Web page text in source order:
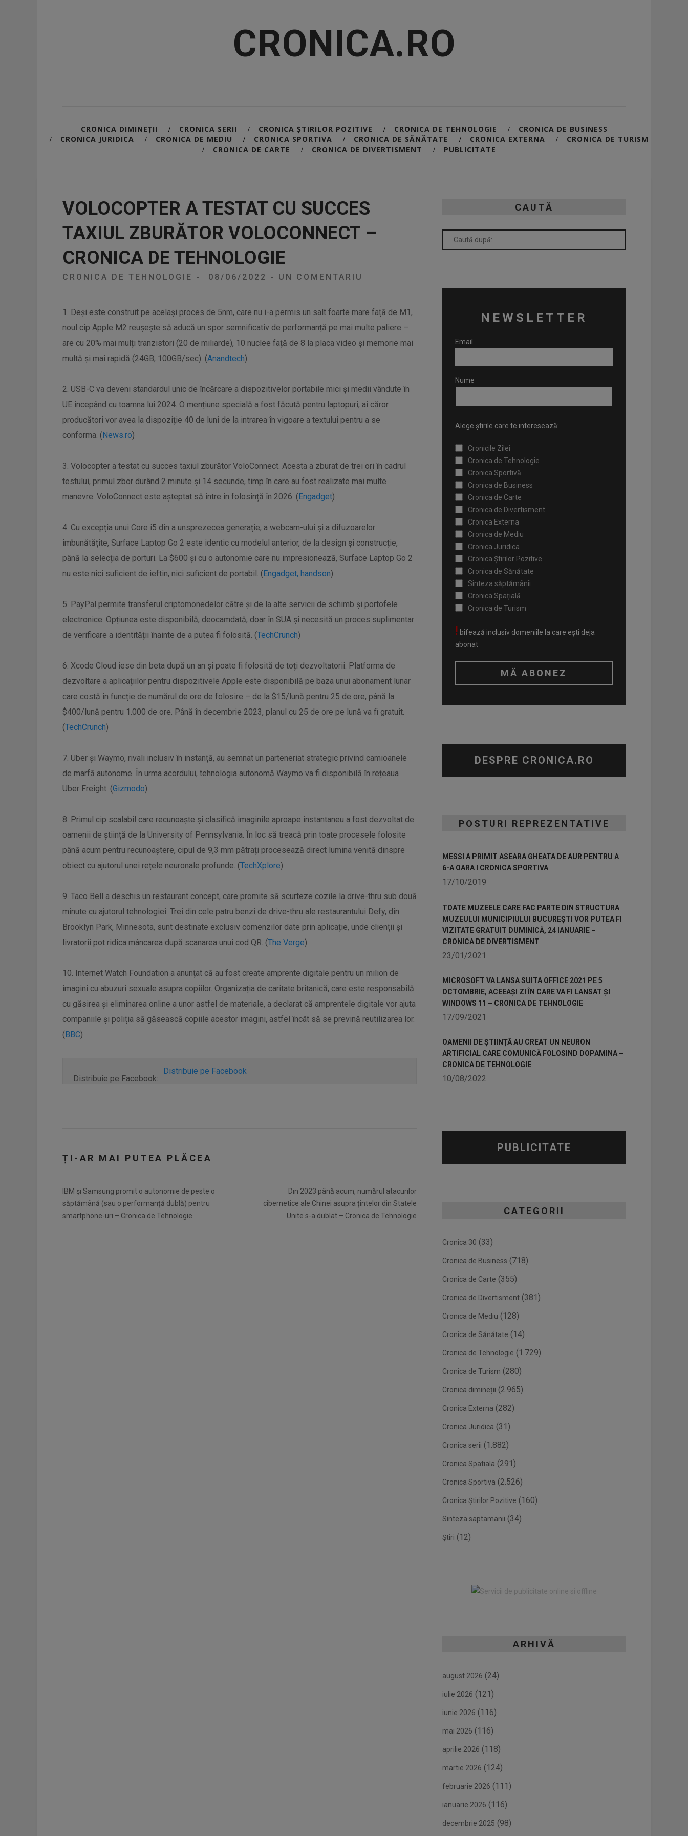
CRONICA.RO
CRONICA DIMINEȚII / CRONICA SERII / CRONICA ȘTIRILOR POZITIVE / CRONICA DE TEHNOLOGIE / CRONICA DE BUSINESS
/ CRONICA JURIDICA / CRONICA DE MEDIU / CRONICA SPORTIVA / CRONICA DE SĂNĂTATE / CRONICA EXTERNA / CRONICA DE TURISM
/ CRONICA DE CARTE / CRONICA DE DIVERTISMENT / PUBLICITATE
VOLOCOPTER A TESTAT CU SUCCES
TAXIUL ZBURĂTOR VOLOCONNECT –
CRONICA DE TEHNOLOGIE
CRONICA DE TEHNOLOGIE - 08/06/2022 - UN COMENTARIU
1. Deși este construit pe același proces de 5nm, care nu i-a permis un salt foarte mare față de M1,
noul cip Apple M2 reușește să aducă un spor semnificativ de performanță pe mai multe paliere –
are cu 20% mai mulți tranzistori (20 de miliarde), 10 nuclee față de 8 la placa video și memorie mai
multă și mai rapidă (24GB, 100GB/sec). (Anandtech)
2. USB-C va deveni standardul unic de încărcare a dispozitivelor portabile mici și medii vândute în
UE începând cu toamna lui 2024. O mențiune specială a fost făcută pentru laptopuri, ai căror
producători vor avea la dispoziție 40 de luni de la intrarea în vigoare a textului pentru a se
conforma. (News.ro)
3. Volocopter a testat cu succes taxiul zburător VoloConnect. Acesta a zburat de trei ori în cadrul
testului, primul zbor durând 2 minute și 14 secunde, timp în care au fost realizate mai multe
manevre. VoloConnect este așteptat să intre în folosință în 2026. (Engadget)
4. Cu excepția unui Core i5 din a unsprezecea generație, a webcam-ului și a difuzoarelor
îmbunătățite, Surface Laptop Go 2 este identic cu modelul anterior, de la design și construcție,
până la selecția de porturi. La $600 și cu o autonomie care nu impresionează, Surface Laptop Go 2
nu este nici suficient de ieftin, nici suficient de portabil. (Engadget, handson)
5. PayPal permite transferul criptomonedelor către și de la alte servicii de schimb și portofele
electronice. Opțiunea este disponibilă, deocamdată, doar în SUA și necesită un proces suplimentar
de verificare a identității înainte de a putea fi folosită. (TechCrunch)
6. Xcode Cloud iese din beta după un an și poate fi folosită de toți dezvoltatorii. Platforma de
dezvoltare a aplicațiilor pentru dispozitivele Apple este disponibilă pe baza unui abonament lunar
care costă în funcție de numărul de ore de folosire – de la $15/lună pentru 25 de ore, până la
$400/lună pentru 1.000 de ore. Până în decembrie 2023, planul cu 25 de ore pe lună va fi gratuit.
(TechCrunch)
7. Uber și Waymo, rivali inclusiv în instanță, au semnat un parteneriat strategic privind camioanele
de marfă autonome. În urma acordului, tehnologia autonomă Waymo va fi disponibilă în rețeaua
Uber Freight. (Gizmodo)
8. Primul cip scalabil care recunoaște și clasifică imaginile aproape instantaneu a fost dezvoltat de
oamenii de știință de la University of Pennsylvania. În loc să treacă prin toate procesele folosite
până acum pentru recunoaștere, cipul de 9,3 mm pătrați procesează direct lumina venită dinspre
obiect cu ajutorul unei rețele neuronale profunde. (TechXplore)
9. Taco Bell a deschis un restaurant concept, care promite să scurteze cozile la drive-thru sub două
minute cu ajutorul tehnologiei. Trei din cele patru benzi de drive-thru ale restaurantului Defy, din
Brooklyn Park, Minnesota, sunt destinate exclusiv comenzilor date prin aplicație, unde clienții și
livratorii pot ridica mâncarea după scanarea unui cod QR. (The Verge)
10. Internet Watch Foundation a anunțat că au fost create amprente digitale pentru un milion de
imagini cu abuzuri sexuale asupra copiilor. Organizația de caritate britanică, care este responsabilă
cu găsirea și eliminarea online a unor astfel de materiale, a declarat că amprentele digitale vor ajuta
companiile și poliția să găsească copiile acestor imagini, astfel încât să se prevină reutilizarea lor.
(BBC)
Distribuie pe Facebook:
Distribuie pe Facebook
ȚI-AR MAI PUTEA PLĂCEA
IBM și Samsung promit o autonomie de peste o
săptămână (sau o performanță dublă) pentru
smartphone-uri – Cronica de Tehnologie
Din 2023 până acum, numărul atacurilor
cibernetice ale Chinei asupra țintelor din Statele
Unite s-a dublat – Cronica de Tehnologie
CAUTĂ
NEWSLETTER
Email
Nume
Alege știrile care te interesează:
Cronicile Zilei
Cronica de Tehnologie
Cronica Sportivă
Cronica de Business
Cronica de Carte
Cronica de Divertisment
Cronica Externa
Cronica de Mediu
Cronica Juridica
Cronica Știrilor Pozitive
Cronica de Sănătate
Sinteza săptămânii
Cronica Spațială
Cronica de Turism
! bifează inclusiv domeniile la care ești deja
abonat
DESPRE CRONICA.RO
POSTURI REPREZENTATIVE
MESSI A PRIMIT ASEARA GHEATA DE AUR PENTRU A
6-A OARA I CRONICA SPORTIVA
17/10/2019
TOATE MUZEELE CARE FAC PARTE DIN STRUCTURA
MUZEULUI MUNICIPIULUI BUCUREȘTI VOR PUTEA FI
VIZITATE GRATUIT DUMINICĂ, 24 IANUARIE –
CRONICA DE DIVERTISMENT
23/01/2021
MICROSOFT VA LANSA SUITA OFFICE 2021 PE 5
OCTOMBRIE, ACEEAȘI ZI ÎN CARE VA FI LANSAT ȘI
WINDOWS 11 – CRONICA DE TEHNOLOGIE
17/09/2021
OAMENII DE ȘTIINȚĂ AU CREAT UN NEURON
ARTIFICIAL CARE COMUNICĂ FOLOSIND DOPAMINA –
CRONICA DE TEHNOLOGIE
10/08/2022
PUBLICITATE
CATEGORII
Cronica 30 (33)
Cronica de Business (718)
Cronica de Carte (355)
Cronica de Divertisment (381)
Cronica de Mediu (128)
Cronica de Sănătate (14)
Cronica de Tehnologie (1.729)
Cronica de Turism (280)
Cronica dimineții (2.965)
Cronica Externa (282)
Cronica Juridica (31)
Cronica serii (1.882)
Cronica Spatiala (291)
Cronica Sportiva (2.526)
Cronica Știrilor Pozitive (160)
Sinteza saptamanii (34)
Știri (12)
ARHIVĂ
august 2026 (24)
iulie 2026 (121)
iunie 2026 (116)
mai 2026 (116)
aprilie 2026 (118)
martie 2026 (124)
februarie 2026 (111)
ianuarie 2026 (116)
decembrie 2025 (98)